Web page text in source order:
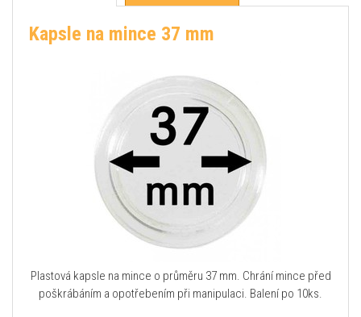
Kapsle na mince 37 mm
Plastová kapsle na mince o průměru 37 mm. Chrání mince před
poškrábáním a opotřebením při manipulaci. Balení po 10ks.